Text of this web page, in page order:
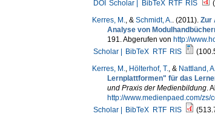
DOI Scholar | BibTeX RTF RIS
Kerres, M., & Schmidt, A.. (2011). Zur
Analyse von
191. Abgerufen von http://
Scholar |
BibTeX RTF RIS
Kerres, M., Hölterhof, T., & Nattland,
Lernplattformen" für das
und Praxis der Medienbildung.
http://www.medienpaed.com/zs/
Scholar |
BibTeX RTF RIS